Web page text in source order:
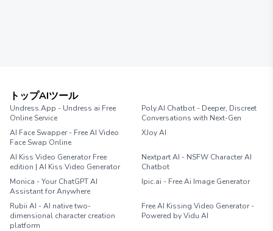
トップAIツール
Undress.App - Undress ai Free
Online Service
Poly.AI Chatbot - Deeper, Discreet
Conversations with Next-Gen
AI Face Swapper - Free AI Video
Face Swap Online
XJoy AI
AI Kiss Video Generator Free
edition | AI Kiss Video Generator
Nextpart AI - NSFW Character AI
Chatbot
Monica - Your ChatGPT AI
Assistant for Anywhere
Ipic.ai - Free Ai Image Generator
Rubii AI - AI native two-
dimensional character creation
platform
Free AI Kissing Video Generator -
Powered by Vidu AI